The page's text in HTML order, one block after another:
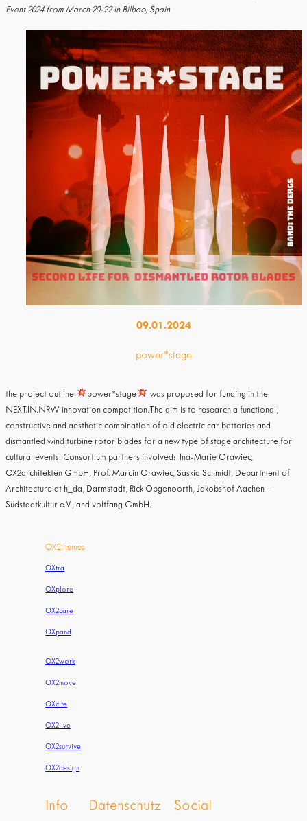
Event 2024 from March 20-22 in Bilbao, Spain
09.01.2024
power*stage
the project outline power*stage
was proposed for funding in the
NEXT.IN.NRW innovation competition.The aim is to research a functional,
constructive and aesthetic combination of old electric car batteries and
dismantled wind turbine rotor blades for a new type of stage architecture for
cultural events. Consortium partners involved: Ina-Marie Orawiec,
OX2architekten GmbH, Prof. Marcin Orawiec, Saskia Schmidt, Department of
Architecture at h_da, Darmstadt, Rick Opgenoorth, Jakobshof Aachen –
Südstadtkultur e.V., and voltfang GmbH.
OX2themes
OXtra
OXplore
OX2care
OXpand
OX2work
OX2move
OXcite
OX2live
OX2survive
OX2design
Info Datenschutz Social